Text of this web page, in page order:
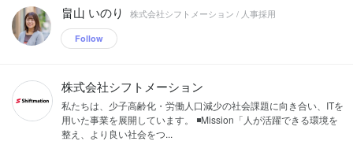
畠山 いのり 株式会社シフトメーション / 人事採用
Follow
株式会社シフトメーション
私たちは、少子高齢化・労働人口減少の社会課題に向き合い、ITを
用いた事業を展開しています。 ◾️Mission「人が活躍できる環境を
整え、より良い社会をつ...